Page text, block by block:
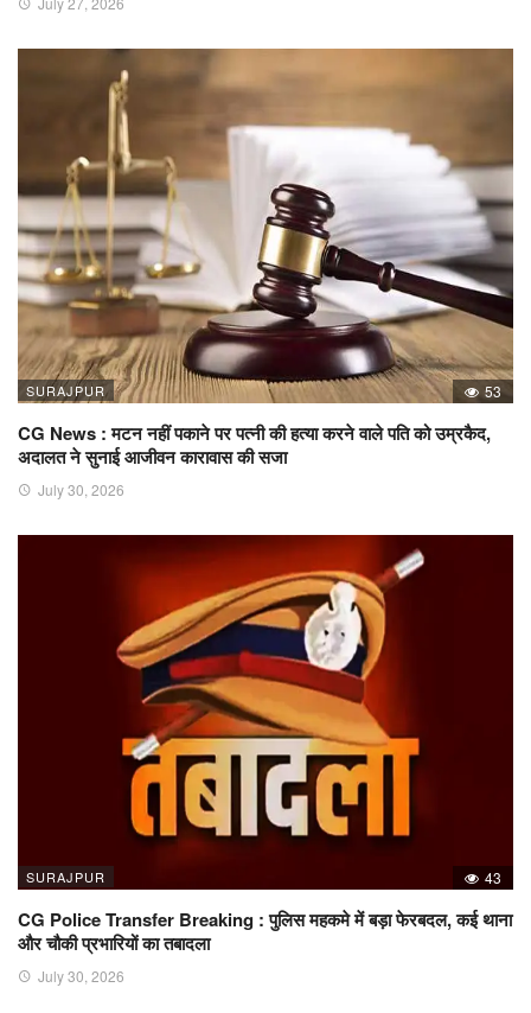
SURAJPUR 53
CG News : मटन नहीं पकाने पर पत्नी की हत्या करने वाले पति को उम्रकैद,
अदालत ने सुनाई आजीवन कारावास की सजा
July 30, 2026
SURAJPUR 43
CG Police Transfer Breaking : पुलिस महकमे में बड़ा फेरबदल, कई थाना
और चौकी प्रभारियों का तबादला
July 30, 2026